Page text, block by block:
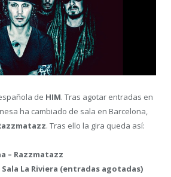
de HIM. Tras agotar entradas en
ha cambiado de sala en Barcelona,
. Tras ello la gira queda así:
– Razzmatazz
Sala La Riviera (entradas agotadas)